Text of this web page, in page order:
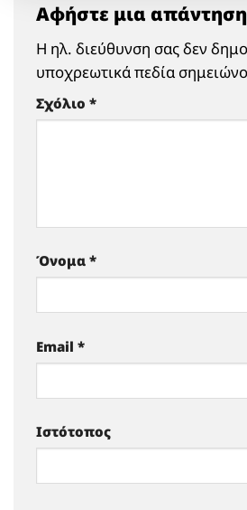
Αφήστε μια απάντηση
Η ηλ. διεύθυνση σας δεν
υποχρεωτικά πεδία
Σχόλιο *
Όνομα *
Email *
Ιστότοπος